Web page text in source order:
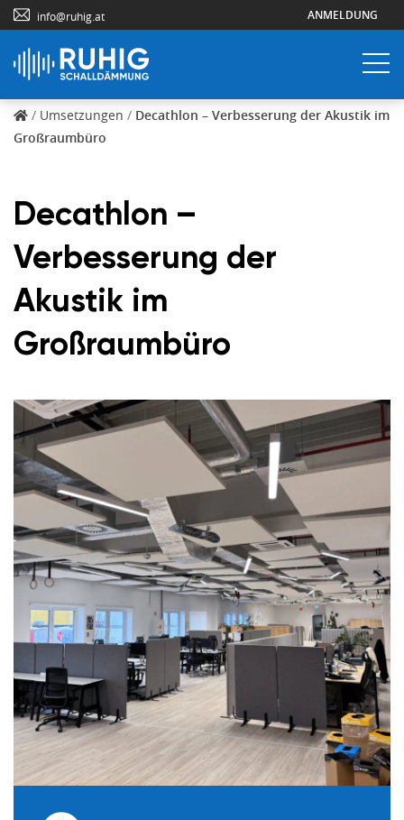
info@ruhig.at ANMELDUNG
/ Umsetzungen / Decathlon – Verbesserung der Akustik im
Großraumbüro
Decathlon –
Verbesserung der
Akustik im
Großraumbüro